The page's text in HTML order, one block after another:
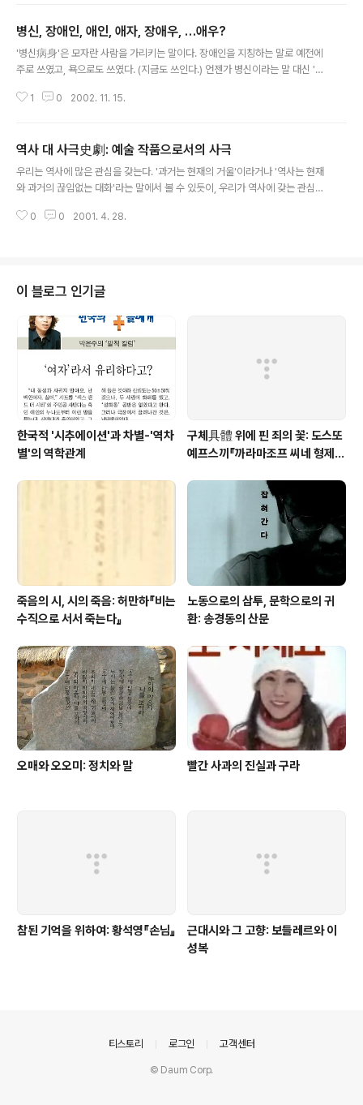
만) '잠이 오지 않을 때는 책을 읽는다'는 사람도 종종 있다.
과연 책은 무척 지겹지만 보아야 할 것인가? 책을 읽어야
한다는 모토 아래 MBC의 '!느낌표' 프로그램의 한 코너로
다. 그 프로그램에서 읽자고 제안한 『괭이부리말 아이들』
병신, 장애인, 애인, 애자, 장애우, …애우?
'병신病身'은 모자란 사람을 가리키는 말이다. 장애인을 지칭하는 말로 예전에
주로 쓰였고, 욕으로도 쓰였다. (지금도 쓰인다.) 언젠가 병신이라는 말 대신 '장
서도 알 수 있듯이 가치중립적이지 않은 말이다. 욕으로도 쓰이는 현실을 보면
말 대신 시각 장애인, 청각 장애인, 언어 장애인이라는 말을 의식적으로 써 왔다.
(여담이지만 장님, 귀머거리, 벙어리 등이 순 우리말이고 시각 장애인, 청각 장애
인, 언어 장애인 등이 모두 한자어라서 조금 껄끄럽기도 했다.) 최소한 나는 ..
1 0 2002. 11. 15.
역사 대 사극史劇: 예술 작품으로서의 사극
우리는 역사에 많은 관심을 갖는다. '과거는 현재의 거울'이라거나 '역사는 현재
와 과거의 끊임없는 대화'라는 말에서 볼 수 있듯이, 우리가 역사에 갖는 관심은
다가 생각해보면 역사는 참 재미있는 소재다. 때문에 우리 문학사에서 역사 소
직·간접으로 받아 쓴 것이어서 역사를 소재로 한 문학에 대한 대중의 관심이 아
주 높다는 것을 알 수 있다. 근래에는 TV 드라마의 하나로 사극史劇 붐이 일고
있다. 『용..
0 0 2001. 4. 28.
이 블로그 인기글
한국적 '시추에이션'과 차별-'역차
별'의 역학관계
구체具體 위에 핀 죄의 꽃: 도스또
예프스끼『까라마조프 씨네 형제
죽음의 시, 시의 죽음: 허만하『비는
수직으로 서서 죽는다』
노동으로의 삼투, 문학으로의 귀
환: 송경동의 산문
오매와 오오미: 정치와 말 빨간 사과의 진실과 구라
참된 기억을 위하여: 황석영『손님』
근대시와 그 고향: 보들레르와 이
성복
티스토리 로그인 고객센터
© Daum Corp.